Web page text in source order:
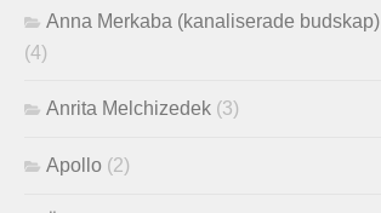
Anna Merkaba (kanaliserade budskap)
(4)
Anrita Melchizedek (3)
Apollo (2)